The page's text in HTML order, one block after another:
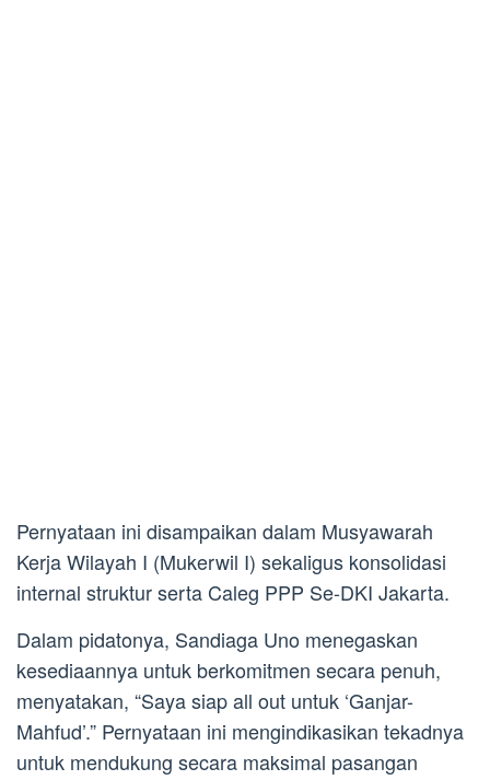
Pernyataan ini disampaikan dalam Musyawarah
Kerja Wilayah I (Mukerwil I) sekaligus konsolidasi
internal struktur serta Caleg PPP Se-DKI Jakarta.
Dalam pidatonya, Sandiaga Uno menegaskan
kesediaannya untuk berkomitmen secara penuh,
menyatakan, “Saya siap all out untuk ‘Ganjar-
Mahfud’.” Pernyataan ini mengindikasikan tekadnya
untuk mendukung secara maksimal pasangan